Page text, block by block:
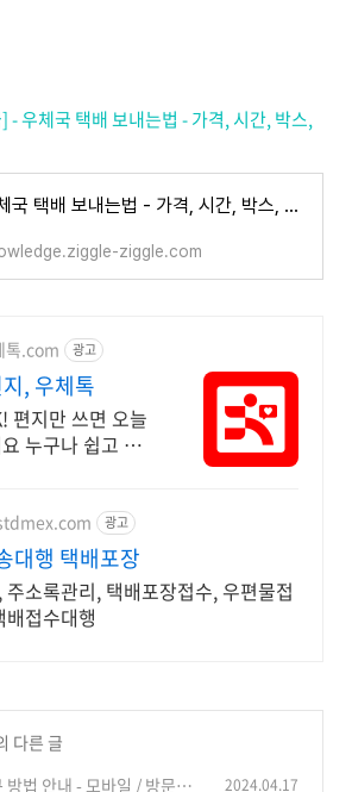
- 우체국 택배 보내는법 - 가격, 시간, 박스,
우체국 택배 보내는법 - 가격, 시간, 박스, 포장, 보험등 총정리
ziggle.com
.com 광고
, 우체톡
편지만 쓰면 오늘
누구나 쉽고 간
광고
대행 택배포장
소록관리, 택배포장접수, 우편물접
접수대행
다른 글
방법 안내 - 모바일 / 방문신
2024.04.17